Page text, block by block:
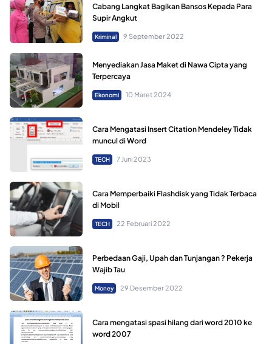
Cabang Langkat Bagikan Bansos Kepada Para
Supir Angkut
Kriminal 9 September 2022
Menyediakan Jasa Maket di Nawa Cipta yang
Terpercaya
Ekonomi 10 Maret 2024
Cara Mengatasi Insert Citation Mendeley Tidak
muncul di Word
TECH 7 Juni 2023
Cara Memperbaiki Flashdisk yang Tidak Terbaca
di Mobil
TECH 22 Februari 2022
Perbedaan Gaji, Upah dan Tunjangan ? Pekerja
Wajib Tau
Money 29 Desember 2022
Cara mengatasi spasi hilang dari word 2010 ke
word 2007